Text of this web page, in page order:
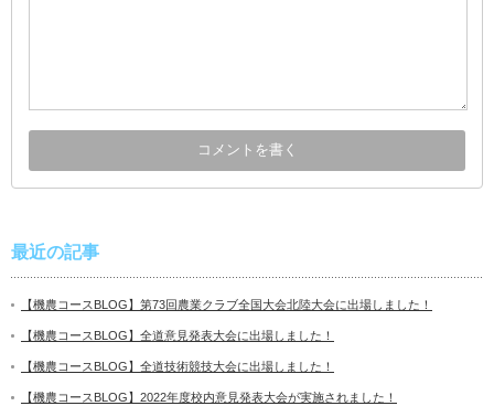
最近の記事
【機農コースBLOG】第73回農業クラブ全国大会北陸大会に出場しました！
【機農コースBLOG】全道意見発表大会に出場しました！
【機農コースBLOG】全道技術競技大会に出場しました！
【機農コースBLOG】2022年度校内意見発表大会が実施されました！